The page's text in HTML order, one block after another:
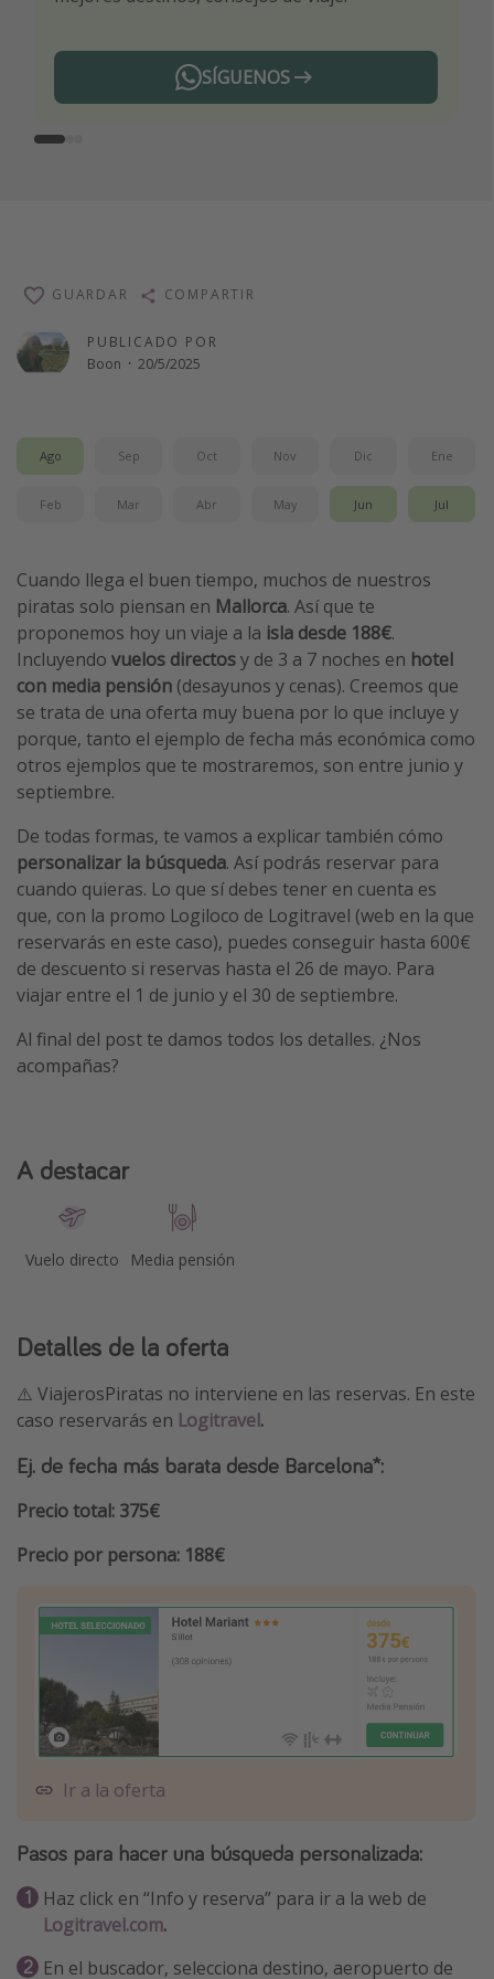
SÍGUENOS
Telegram
PUBLICADO POR
Boon · 20/5/2025
GUARDAR COMPARTIR
Ago Sep Oct Nov Dic Ene
Feb Mar Abr May Jun Jul
Cuando llega el buen tiempo, muchos de nuestros
piratas solo piensan en Mallorca. Así que te
proponemos hoy un viaje a la isla desde 188€.
Incluyendo vuelos directosy de 3 a 7 noches en hotel
con media pensión (desayunos y cenas). Creemos que
se trata de una oferta muy buena por lo que incluye y
porque, tanto el ejemplo de fecha más económica como
otros ejemplos que te mostraremos, son entre junio y
septiembre.
De todas formas, te vamos a explicar también cómo
personalizar la búsqueda. Así podrás reservar para
cuando quieras. Lo que sí debes tener en cuenta es
que, con la promo Logiloco de Logitravel (web en la que
reservarás en este caso), puedes conseguir hasta 600€
de descuento si reservas hasta el 26 de mayo. Para
viajar entre el 1 de junio y el 30 de septiembre.
Al final del post te damos todos los detalles. ¿Nos
acompañas?
A destacar
Vuelo directo Media pensión
Detalles de la oferta
⚠️ ViajerosPiratas no interviene en las reservas. En este
caso reservarás en Logitravel.
Ej. de fecha más barata desde Barcelona*:
Precio total: 375€
Precio por persona: 188€
Ir a la oferta
Pasos para hacer una búsqueda personalizada:
Haz click en “Info y reserva” para ir a la web de
Logitravel.com.
En el buscador, selecciona destino, aeropuerto de